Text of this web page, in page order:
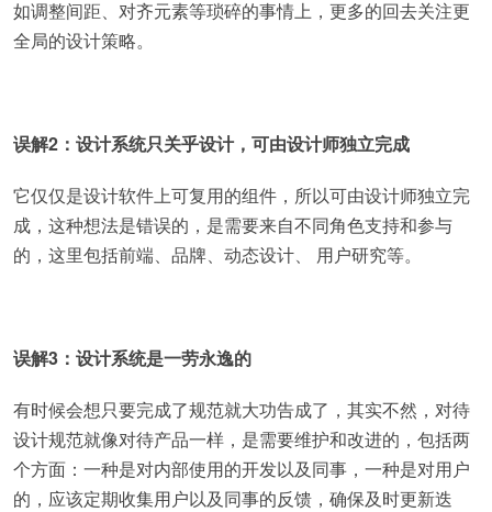
如调整间距、对齐元素等琐碎的事情上，更多的回去关注更
全局的设计策略。
误解2：设计系统只关乎设计，可由设计师独立完成
它仅仅是设计软件上可复用的组件，所以可由设计师独立完
成，这种想法是错误的，是需要来自不同角色支持和参与
的，这里包括前端、品牌、动态设计、 用户研究等。
误解3：设计系统是一劳永逸的
有时候会想只要完成了规范就大功告成了，其实不然，对待
设计规范就像对待产品一样，是需要维护和改进的，包括两
个方面：一种是对内部使用的开发以及同事，一种是对用户
的，应该定期收集用户以及同事的反馈，确保及时更新迭